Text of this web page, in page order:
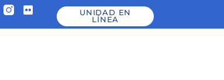
UNIDAD EN
LÍNEA